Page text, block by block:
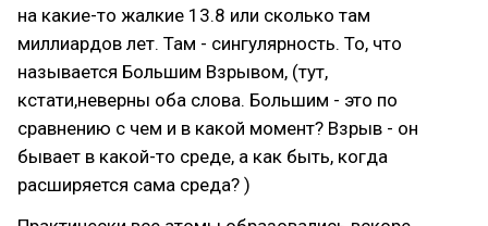
на какие-то жалкие 13.8 или сколько там
миллиардов лет. Там - сингулярность. То, что
называется Большим Взрывом, (тут,
кстати,неверны оба слова. Большим - это по
сравнению с чем и в какой момент? Взрыв - он
бывает в какой-то среде, а как быть, когда
расширяется сама среда? )